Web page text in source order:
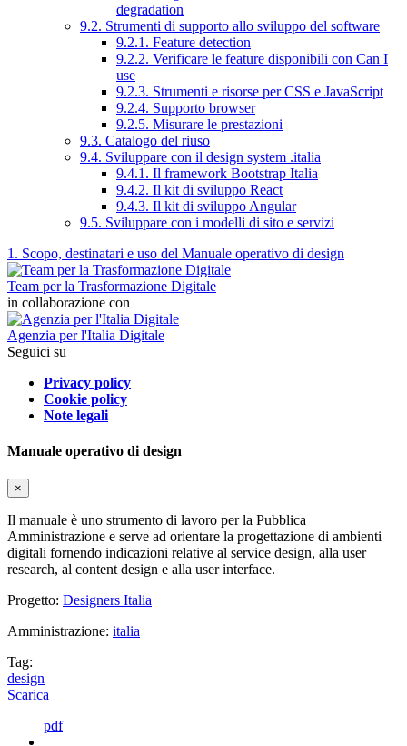
degradation
9.2. Strumenti di supporto allo sviluppo del software
9.2.1. Feature detection
9.2.2. Verificare le feature disponibili con Can I
use
9.2.3. Strumenti e risorse per CSS e JavaScript
9.2.4. Supporto browser
9.2.5. Misurare le prestazioni
9.3. Catalogo del riuso
9.4. Sviluppare con il design system .italia
9.4.1. Il framework Bootstrap Italia
9.4.2. Il kit di sviluppo React
9.4.3. Il kit di sviluppo Angular
9.5. Sviluppare con i modelli di sito e servizi
1. Scopo, destinatari e uso del Manuale operativo di design
Team per la Trasformazione Digitale
in collaborazione con
Agenzia per l'Italia Digitale
Seguici su
Privacy policy
Cookie policy
Note legali
Manuale operativo di design
×
Il manuale è uno strumento di lavoro per la Pubblica
Amministrazione e serve ad orientare la progettazione di ambienti
digitali fornendo indicazioni relative al service design, alla user
research, al content design e alla user interface.
Progetto: Designers Italia
Amministrazione: italia
Tag:
design
Scarica
pdf